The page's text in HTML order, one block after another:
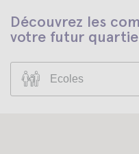
Découvrez les
votre futur
Ecoles